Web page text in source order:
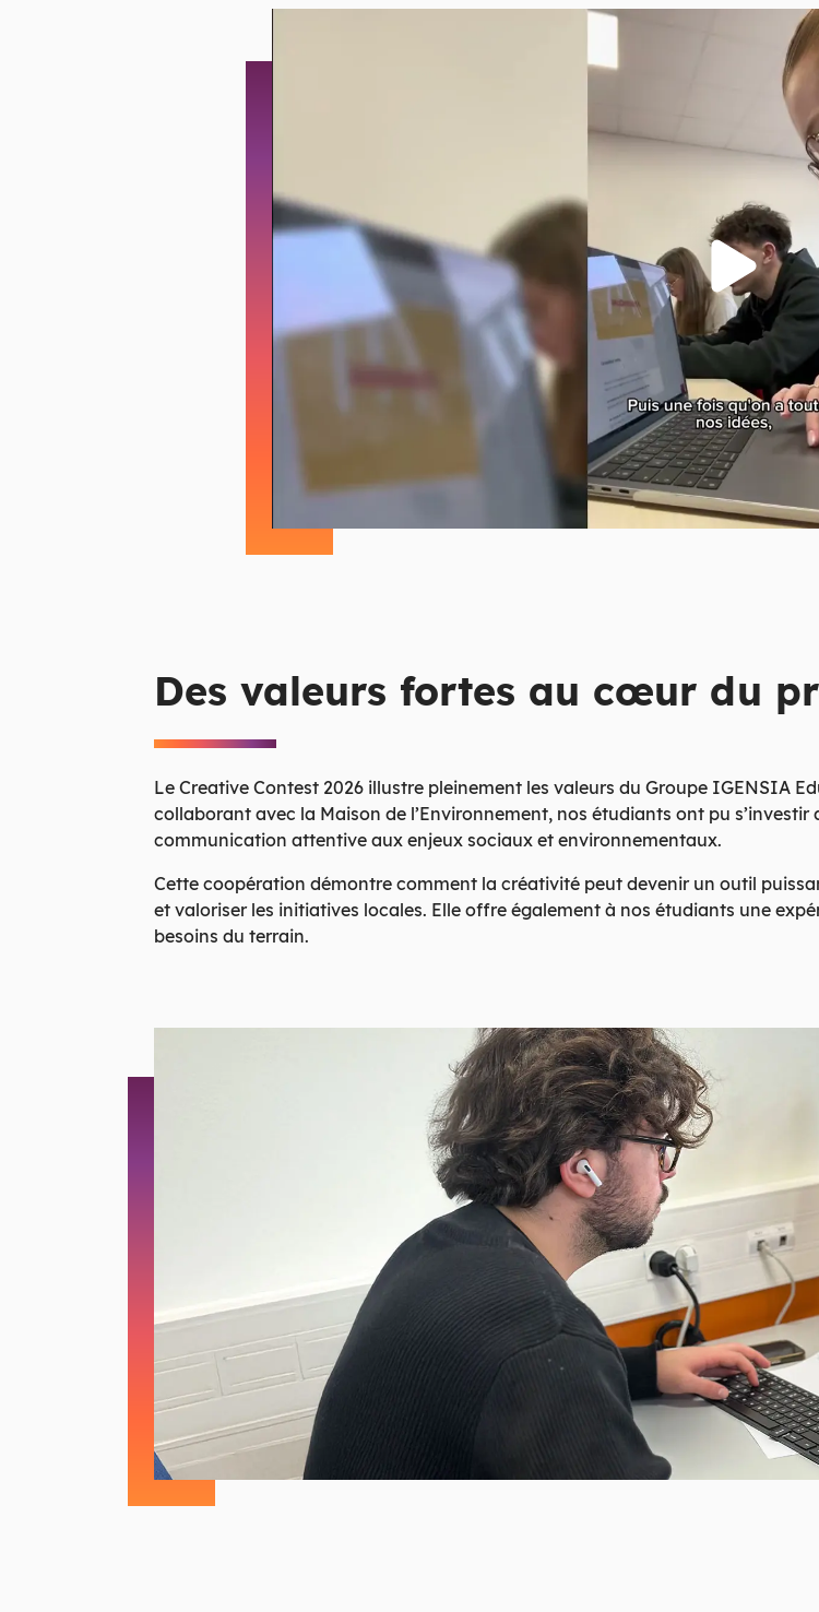
Des valeurs fortes au cœur du
Le Creative Contest 2026 illustre pleinement les valeurs du Groupe IGENSIA
collaborant avec la Maison de l’Environnement, nos étudiants ont pu
communication attentive aux enjeux sociaux et environnementaux.
Cette coopération démontre comment la créativité peut devenir un outil
et valoriser les initiatives locales. Elle offre également à nos étudiants une
besoins du terrain.